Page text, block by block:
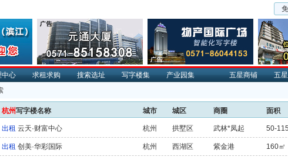
中心 求租求购 搜索选址 写字楼集 产业园集 五星商铺 五
杭州写字楼名称 城市 城区 商圈 面积
出租 云天·财富中心 杭州 拱墅区 武林*凤起 50-
出租 创美·华彩国际 杭州 西湖区 紫金港 160㎡